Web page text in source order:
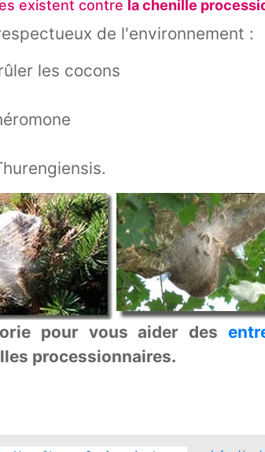
existent contre la chenille
de l'environnement :
les cocons
pour vous aider des
processionnaires.